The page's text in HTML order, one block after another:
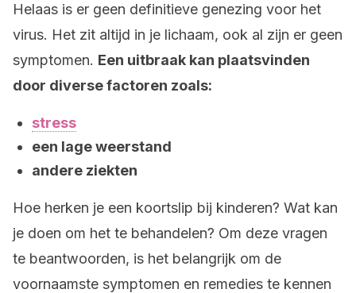
Helaas is er geen definitieve genezing voor het
virus. Het zit altijd in je lichaam, ook al zijn er geen
symptomen. Een uitbraak kan plaatsvinden
door diverse factoren zoals:
stress
een lage weerstand
andere ziekten
Hoe herken je een koortslip bij kinderen? Wat kan
je doen om het te behandelen? Om deze vragen
te beantwoorden, is het belangrijk om de
voornaamste symptomen en remedies te kennen